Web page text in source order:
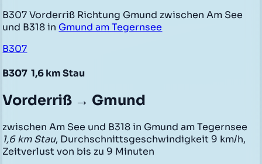
B307 Vorderriß Richtung Gmund zwischen Am See
und B318 in Gmund am Tegernsee
B307
B307 1,6 km Stau
Vorderriß → Gmund
zwischen Am See und B318 in Gmund am Tegernsee
1,6 km Stau, Durchschnittsgeschwindigkeit 9 km/h,
Zeitverlust von bis zu 9 Minuten